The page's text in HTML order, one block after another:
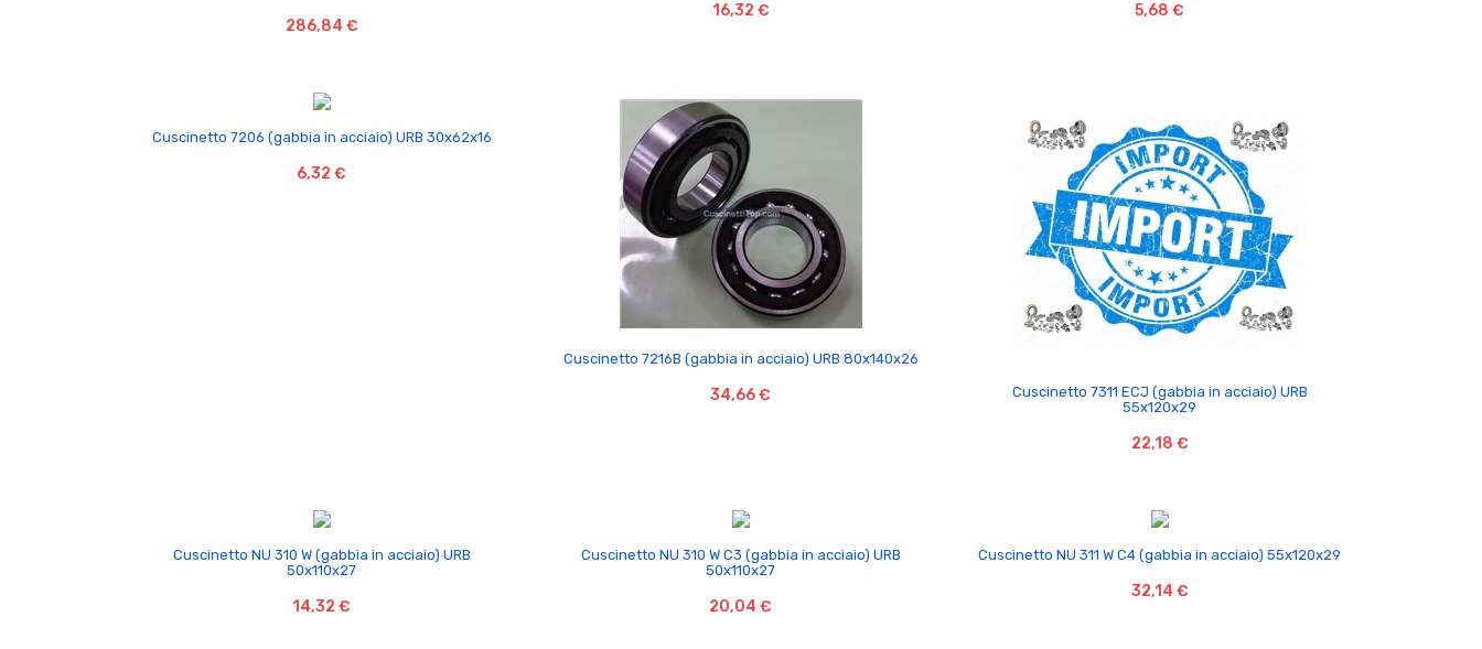
286,84 €
16,32 € 5,68 €

Cuscinetto 7206 (gabbia in acciaio) URB 30x62x16
6,32 €

Cuscinetto 7216B (gabbia in acciaio) URB 80x140x26
34,66 € 
Cuscinetto 7311 ECJ (gabbia in acciaio) URB
55x120x29
22,18 €

Cuscinetto NU 310 W (gabbia in acciaio) URB
50x110x27
14,32 €

Cuscinetto NU 310 W C3 (gabbia in acciaio) URB
50x110x27
20,04 €

Cuscinetto NU 311 W C4 (gabbia in acciaio) 55x120x29
32,14 €